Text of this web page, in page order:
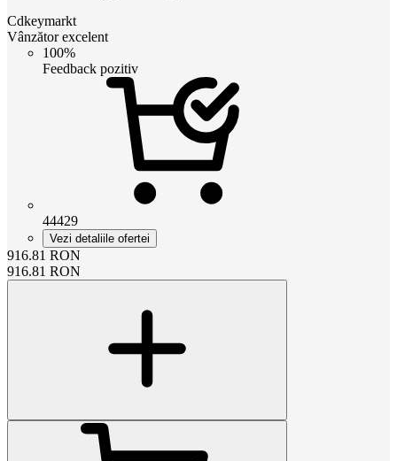
Cdkeymarkt
Vânzător excelent
100%
Feedback pozitiv
44429
Vezi detaliile ofertei
916.81 RON
916.81 RON